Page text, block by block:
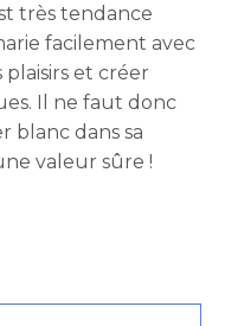
très tendance
facilement avec
plaisirs et créer
Il ne faut donc
blanc dans sa
valeur sûre !